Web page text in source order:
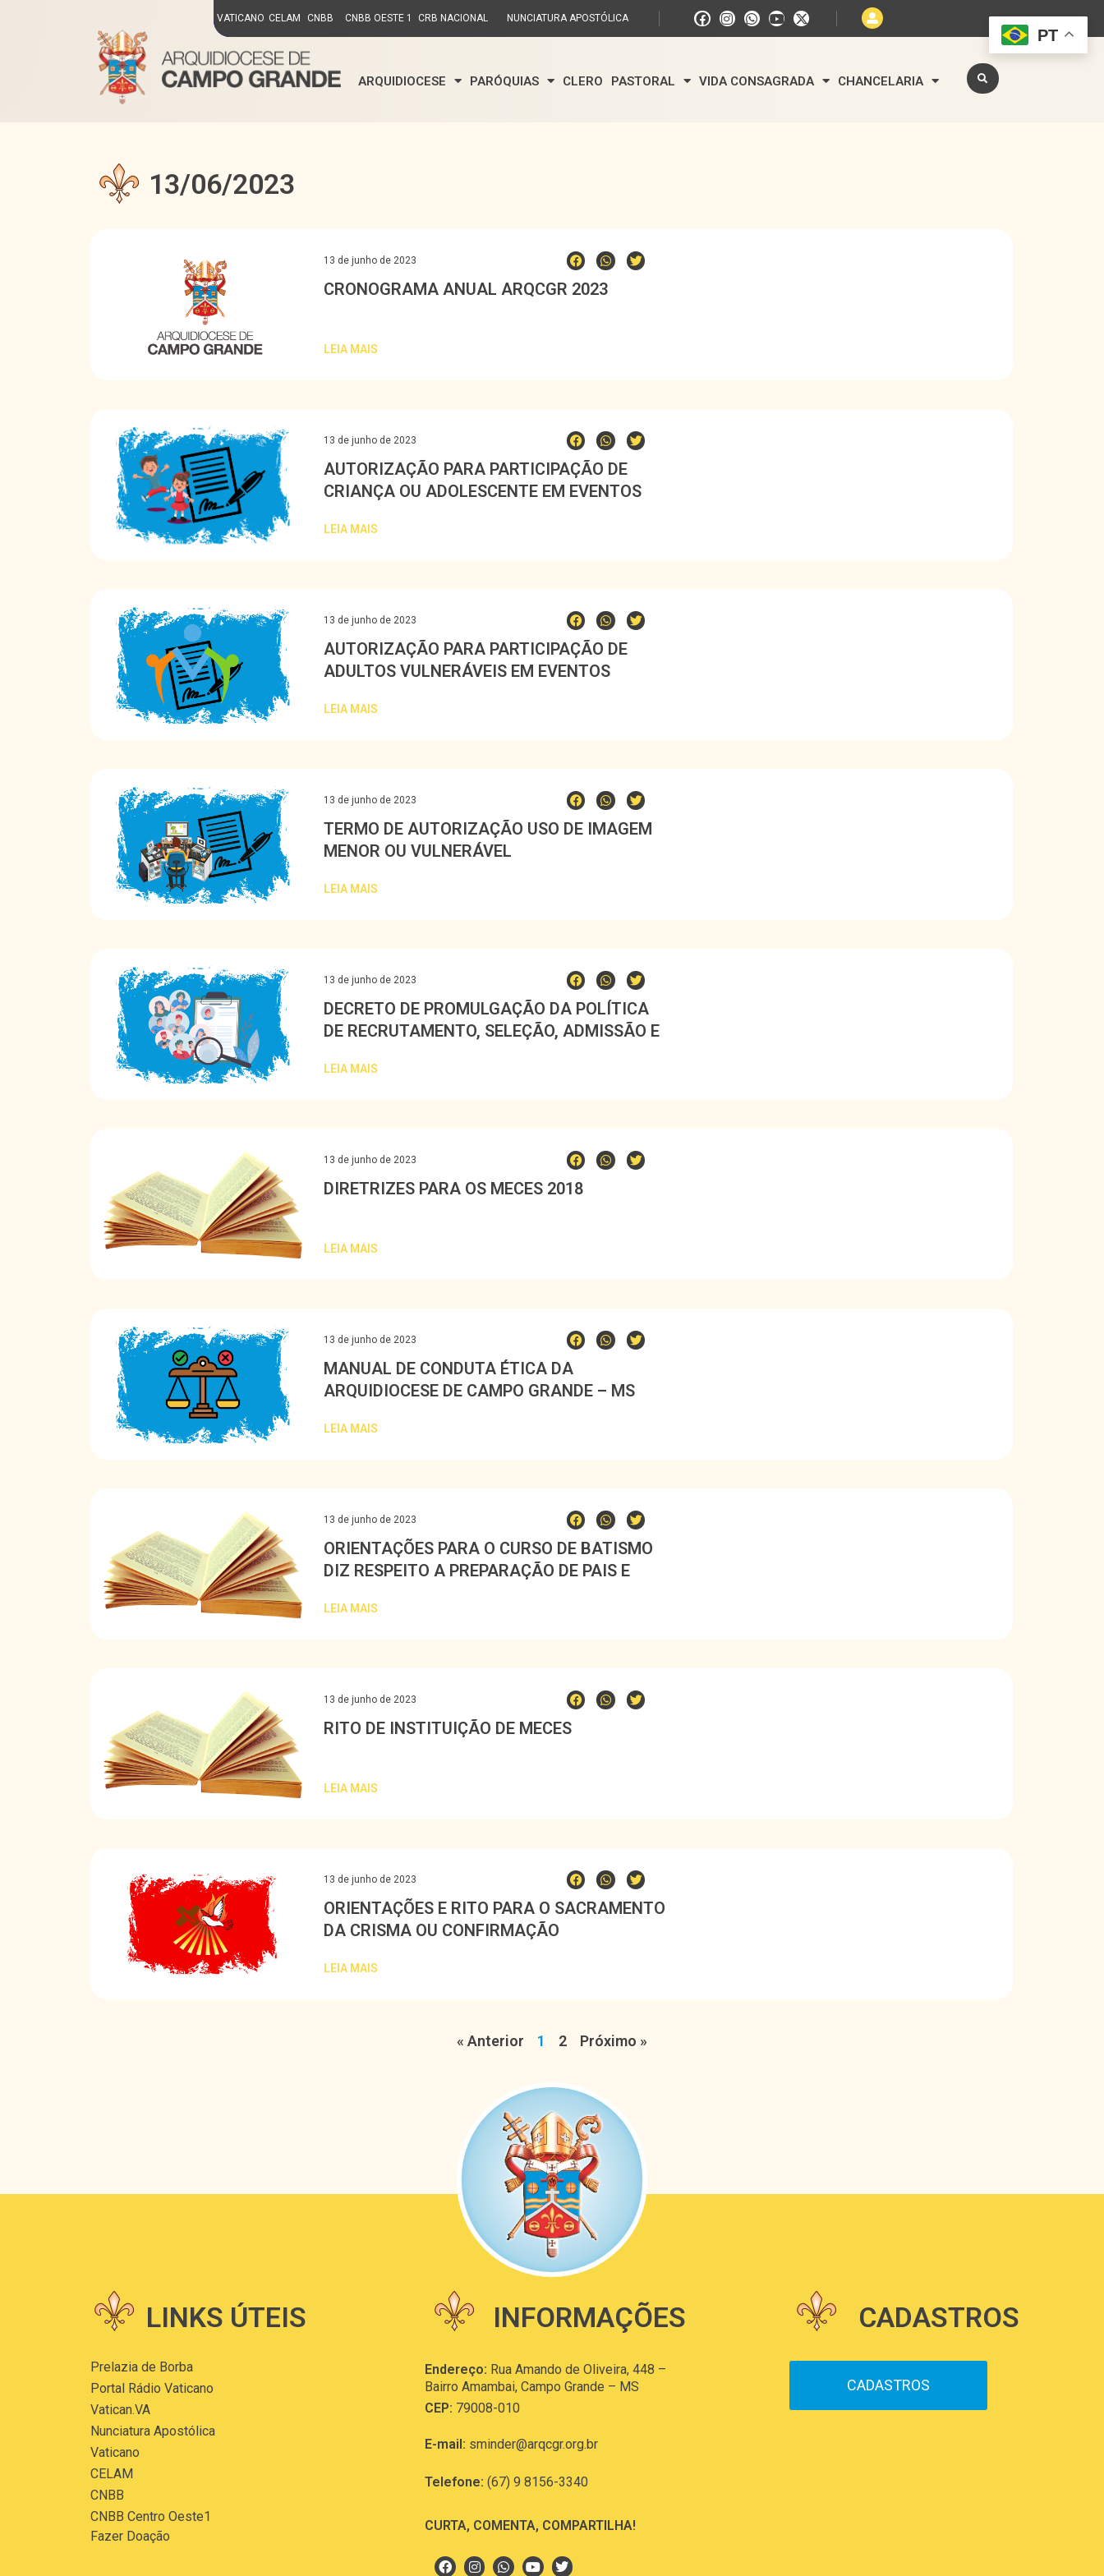
VATICANO CELAM CNBB CNBB OESTE 1 CRB NACIONAL NUNCIATURA APOSTÓLICA
ARQUIDIOCESE PARÓQUIAS CLERO PASTORAL VIDA CONSAGRADA CHANCELARIA
13/06/2023
13 de junho de 2023
CRONOGRAMA ANUAL ARQCGR 2023
LEIA MAIS
13 de junho de 2023
AUTORIZAÇÃO PARA PARTICIPAÇÃO DE
CRIANÇA OU ADOLESCENTE EM EVENTOS
LEIA MAIS
13 de junho de 2023
AUTORIZAÇÃO PARA PARTICIPAÇÃO DE
ADULTOS VULNERÁVEIS EM EVENTOS
LEIA MAIS
13 de junho de 2023
TERMO DE AUTORIZAÇÃO USO DE IMAGEM
MENOR OU VULNERÁVEL
LEIA MAIS
13 de junho de 2023
DECRETO DE PROMULGAÇÃO DA POLÍTICA
DE RECRUTAMENTO, SELEÇÃO, ADMISSÃO E
LEIA MAIS
13 de junho de 2023
DIRETRIZES PARA OS MECES 2018
LEIA MAIS
13 de junho de 2023
MANUAL DE CONDUTA ÉTICA DA
ARQUIDIOCESE DE CAMPO GRANDE – MS
LEIA MAIS
13 de junho de 2023
ORIENTAÇÕES PARA O CURSO DE BATISMO
DIZ RESPEITO A PREPARAÇÃO DE PAIS E
LEIA MAIS
13 de junho de 2023
RITO DE INSTITUIÇÃO DE MECES
LEIA MAIS
13 de junho de 2023
ORIENTAÇÕES E RITO PARA O SACRAMENTO
DA CRISMA OU CONFIRMAÇÃO
LEIA MAIS
« Anterior 1 2 Próximo »
LINKS ÚTEIS INFORMAÇÕES CADASTROS
Prelazia de Borba
Portal Rádio Vaticano
Vatican.VA
Nunciatura Apostólica
Vaticano
CELAM
CNBB
CNBB Centro Oeste1
Fazer Doação
Endereço: Rua Amando de Oliveira, 448 –
Bairro Amambai, Campo Grande – MS
CEP: 79008-010
E-mail: sminder@arqcgr.org.br
Telefone: (67) 9 8156-3340
CURTA, COMENTA, COMPARTILHA!
CADASTROS
PT